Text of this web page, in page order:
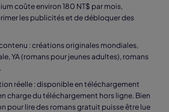
coûte environ 180 NT$ par mois,
les publicités et de débloquer des
: créations originales mondiales,
YA (romans pour jeunes adultes), romans
réelle : disponible en téléchargement
charge du téléchargement hors ligne. Bien
pour lire des romans gratuit puisse être lue